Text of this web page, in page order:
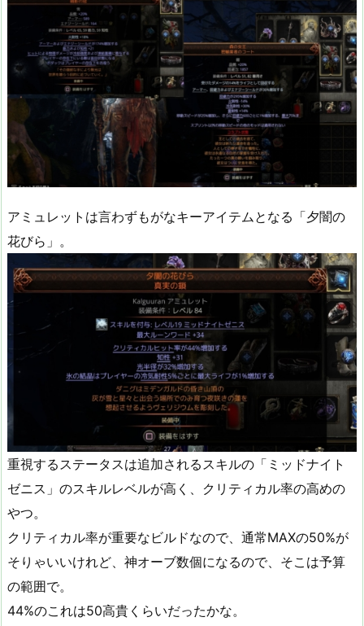
アミュレットは言わずもがなキーアイテムとなる「夕闇の
花びら」。
重視するステータスは追加されるスキルの「ミッドナイト
ゼニス」のスキルレベルが高く、クリティカル率の高めの
やつ。
クリティカル率が重要なビルドなので、通常MAXの50%が
そりゃいいけれど、神オーブ数個になるので、そこは予算
の範囲で。
44%のこれは50高貴くらいだったかな。